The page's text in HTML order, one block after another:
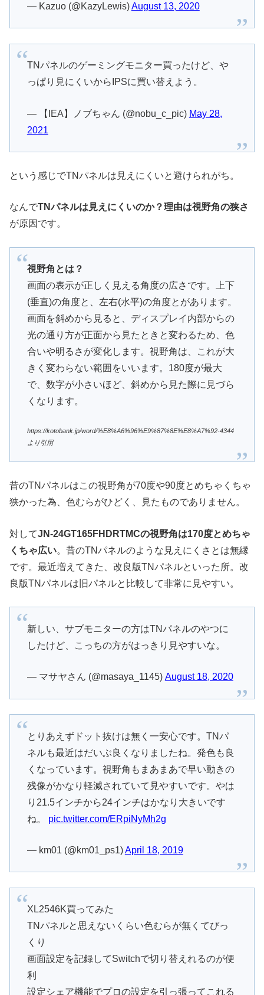
— Kazuo (@KazyLewis)August 13, 2020
TNパネルのゲーミングモニター買ったけど、や
っぱり見にくいからIPSに買い替えよう。
— 【IEA】ノブちゃん (@nobu_c_pic) May 28,
2021
という感じでTNパネルは見えにくいと避けられがち。
なんでTNパネルは見えにくいのか？理由は視野角の狭さ
が原因です。
視野角とは？
画面の表示が正しく見える角度の広さです。上下
(垂直)の角度と、左右(水平)の角度とがあります。
画面を斜めから見ると、ディスプレイ内部からの
光の通り方が正面から見たときと変わるため、色
合いや明るさが変化します。視野角は、これが大
きく変わらない範囲をいいます。180度が最大
で、数字が小さいほど、斜めから見た際に見づら
くなります。
https://kotobank.jp/word/%E8%A6%96%E9%87%8E%E8%A7%92-4344
より引用
昔のTNパネルはこの視野角が70度や90度とめちゃくちゃ
狭かった為、色むらがひどく、見たものでありません。
対してJN-24GT165FHDRTMCの視野角は170度とめちゃ
くちゃ広い。昔のTNパネルのような見えにくさとは無縁
です。最近増えてきた、改良版TNパネルといった所。改
良版TNパネルは旧パネルと比較して非常に見やすい。
新しい、サブモニターの方はTNパネルのやつに
したけど、こっちの方がはっきり見やすいな。
— マサヤさん (@masaya_1145) August 18, 2020
とりあえずドット抜けは無く一安心です。TNパ
ネルも最近はだいぶ良くなりましたね。発色も良
くなっています。視野角もまあまあで早い動きの
残像がかなり軽減されていて見やすいです。やは
り21.5インチから24インチはかなり大きいです
ね。 pic.twitter.com/ERpiNyMh2g
— km01 (@km01_ps1)April 18, 2019
XL2546K買ってみた
TNパネルと思えないくらい色むらが無くてびっ
くり
画面設定を記録してSwitchで切り替えれるのが便
利
設定シェア機能でプロの設定を引っ張ってこれる